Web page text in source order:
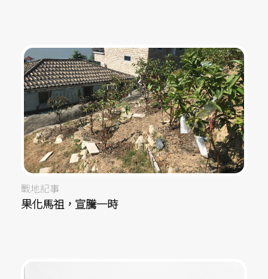
戰地記事
果化馬祖，宣騰一時